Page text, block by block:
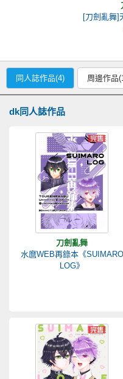
[刀劍亂舞]
同人誌作品(4) 周邊作品
dk同人誌作品
刀劍亂舞
水麿WEB再錄本《SUIMARO
LOG》